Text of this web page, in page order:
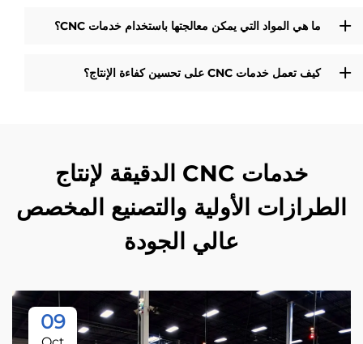
ما هي المواد التي يمكن معالجتها باستخدام خدمات CNC؟
كيف تعمل خدمات CNC على تحسين كفاءة الإنتاج؟
خدمات CNC الدقيقة لإنتاج
الطرازات الأولية والتصنيع المخصص
عالي الجودة
09